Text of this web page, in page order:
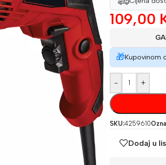
109,00
🎁Kupovinom
- +
SKU:4259610
Dodaj u